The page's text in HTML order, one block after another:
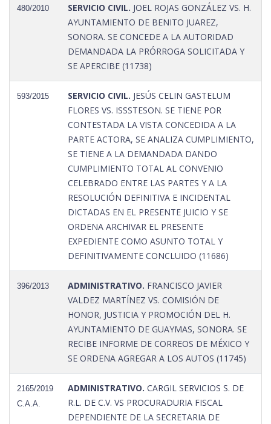
480/2010 SERVICIO CIVIL. JOEL ROJAS GONZÁLEZ VS. H.
AYUNTAMIENTO DE BENITO JUAREZ,
SONORA. SE CONCEDE A LA AUTORIDAD
DEMANDADA LA PRÓRROGA SOLICITADA Y
SE APERCIBE (11738)
593/2015 SERVICIO CIVIL. JESÚS CELIN GASTELUM
FLORES VS. ISSSTESON. SE TIENE POR
CONTESTADA LA VISTA CONCEDIDA A LA
PARTE ACTORA, SE ANALIZA CUMPLIMIENTO,
SE TIENE A LA DEMANDADA DANDO
CUMPLIMIENTO TOTAL AL CONVENIO
CELEBRADO ENTRE LAS PARTES Y A LA
RESOLUCIÓN DEFINITIVA E INCIDENTAL
DICTADAS EN EL PRESENTE JUICIO Y SE
ORDENA ARCHIVAR EL PRESENTE
EXPEDIENTE COMO ASUNTO TOTAL Y
DEFINITIVAMENTE CONCLUIDO (11686)
396/2013 ADMINISTRATIVO. FRANCISCO JAVIER
VALDEZ MARTÍNEZ VS. COMISIÓN DE
HONOR, JUSTICIA Y PROMOCIÓN DEL H.
AYUNTAMIENTO DE GUAYMAS, SONORA. SE
RECIBE INFORME DE CORREOS DE MÉXICO Y
SE ORDENA AGREGAR A LOS AUTOS (11745)
2165/2019
C.A.A.
ADMINISTRATIVO. CARGIL SERVICIOS S. DE
R.L. DE C.V. VS PROCURADURIA FISCAL
DEPENDIENTE DE LA SECRETARIA DE